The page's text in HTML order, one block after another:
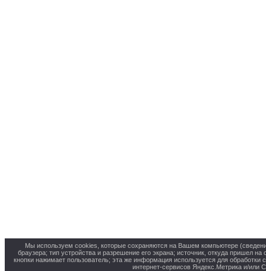
Мы используем cookies, которые сохраняются на Вашем компьютере
браузера; тип устройства и разрешение его экрана; источник, откуда пришел
кнопки нажимает пользователь; эта же информация используется для обработки
интернет-сервисов Яндекс.Метрика и/или